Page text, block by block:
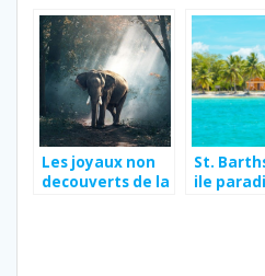
a Barcelone ?
activites
commun
Les joyaux non
decouverts de la
St.
ile